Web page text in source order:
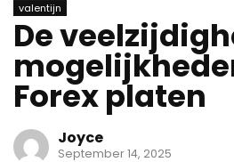
valentijn
De
Forex platen
Joyce
September 14, 2025